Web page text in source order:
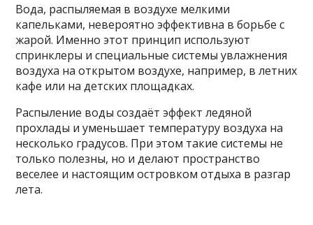
Вода, распыляемая в воздухе мелкими
капельками, невероятно эффективна в борьбе с
жарой. Именно этот принцип используют
спринклеры и специальные системы увлажнения
воздуха на открытом воздухе, например, в летних
кафе или на детских площадках.
Распыление воды создаёт эффект ледяной
прохлады и уменьшает температуру воздуха на
несколько градусов. При этом такие системы не
только полезны, но и делают пространство
веселее и настоящим островком отдыха в разгар
лета.